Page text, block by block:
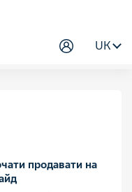
UK
продавати на